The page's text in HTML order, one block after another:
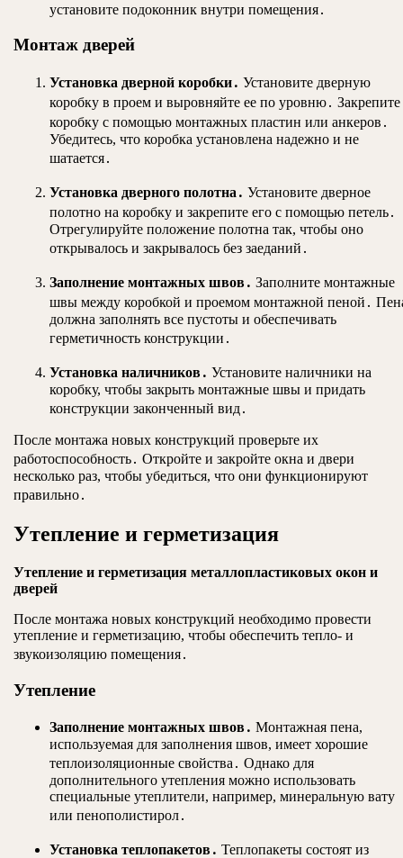
установите подоконник внутри помещения․
Монтаж дверей
Установка дверной коробки․ Установите дверную
коробку в проем и выровняйте ее по уровню․ Закрепите
коробку с помощью монтажных пластин или анкеров․
Убедитесь, что коробка установлена надежно и не
шатается․
Установка дверного полотна․ Установите дверное
полотно на коробку и закрепите его с помощью петель․
Отрегулируйте положение полотна так, чтобы оно
открывалось и закрывалось без заеданий․
Заполнение монтажных швов․ Заполните монтажные
швы между коробкой и проемом монтажной пеной․
должна заполнять все пустоты и обеспечивать
герметичность конструкции․
Установка наличников․ Установите наличники на
коробку, чтобы закрыть монтажные швы и придать
конструкции законченный вид․
После монтажа новых конструкций проверьте их
работоспособность․ Откройте и закройте окна и двери
несколько раз, чтобы убедиться, что они функционируют
правильно․
Утепление и герметизация
Утепление и герметизация металлопластиковых окон и
дверей
После монтажа новых конструкций необходимо провести
утепление и герметизацию, чтобы обеспечить тепло- и
звукоизоляцию помещения․
Утепление
Заполнение монтажных швов․ Монтажная пена,
используемая для заполнения швов, имеет хорошие
теплоизоляционные свойства․ Однако для
дополнительного утепления можно использовать
специальные утеплители, например, минеральную вату
или пенополистирол․
Установка теплопакетов․ Теплопакеты состоят из